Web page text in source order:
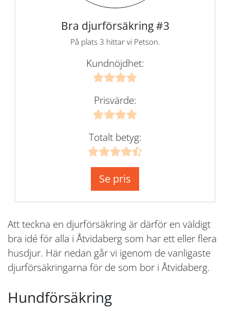
Bra djurförsäkring #3
På plats 3 hittar vi Petson.
Kundnöjdhet:
Prisvärde:
Totalt betyg:
Se pris
Att teckna en djurförsäkring är därför en väldigt
bra idé för alla i Åtvidaberg som har ett eller flera
husdjur. Här nedan går vi igenom de vanligaste
djurförsäkringarna för de som bor i Åtvidaberg.
Hundförsäkring